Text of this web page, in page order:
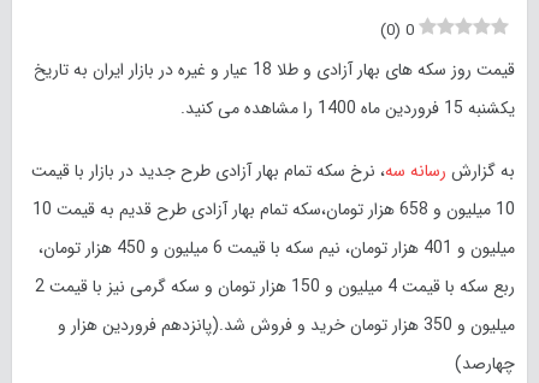
0
(
0
)
قیمت روز سکه های بهار آزادی و طلا 18 عیار و غیره در بازار ایران به تاریخ
یکشنبه 15 فروردین ماه 1400 را مشاهده می کنید.
به گزارش رسانه سه، نرخ سکه تمام بهار آزادی طرح جدید در بازار با قیمت
10 میلیون و 658 هزار تومان،سکه تمام بهار آزادی طرح قدیم به قیمت 10
میلیون و 401 هزار تومان، نیم سکه با قیمت 6 میلیون و 450 هزار تومان،
ربع سکه با قیمت 4 میلیون و 150 هزار تومان و سکه گرمی نیز با قیمت 2
میلیون و 350 هزار تومان خرید و فروش شد.(پانزدهم فروردین هزار و
چهارصد)